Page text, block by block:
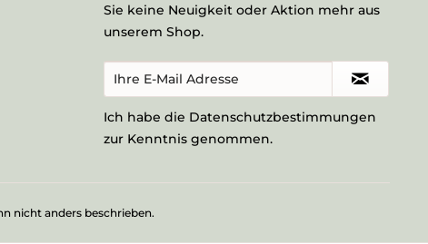
Sie keine Neuigkeit oder Aktion mehr aus
unserem Shop.
Ich habe die Datenschutzbestimmungen
zur Kenntnis genommen.
nicht anders beschrieben.